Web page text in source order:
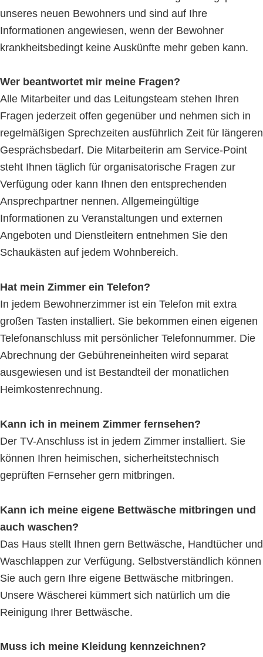
unseres neuen Bewohners und sind auf Ihre
Informationen angewiesen, wenn der Bewohner
krankheitsbedingt keine Auskünfte mehr geben kann.
Wer beantwortet mir meine Fragen?
Alle Mitarbeiter und das Leitungsteam stehen Ihren
Fragen jederzeit offen gegenüber und nehmen sich in
regelmäßigen Sprechzeiten ausführlich Zeit für längeren
Gesprächsbedarf. Die Mitarbeiterin am Service-Point
steht Ihnen täglich für organisatorische Fragen zur
Verfügung oder kann Ihnen den entsprechenden
Ansprechpartner nennen. Allgemeingültige
Informationen zu Veranstaltungen und externen
Angeboten und Dienstleitern entnehmen Sie den
Schaukästen auf jedem Wohnbereich.
Hat mein Zimmer ein Telefon?
In jedem Bewohnerzimmer ist ein Telefon mit extra
großen Tasten installiert. Sie bekommen einen eigenen
Telefonanschluss mit persönlicher Telefonnummer. Die
Abrechnung der Gebühreneinheiten wird separat
ausgewiesen und ist Bestandteil der monatlichen
Heimkostenrechnung.
Kann ich in meinem Zimmer fernsehen?
Der TV-Anschluss ist in jedem Zimmer installiert. Sie
können Ihren heimischen, sicherheitstechnisch
geprüften Fernseher gern mitbringen.
Kann ich meine eigene Bettwäsche mitbringen und
auch waschen?
Das Haus stellt Ihnen gern Bettwäsche, Handtücher und
Waschlappen zur Verfügung. Selbstverständlich können
Sie auch gern Ihre eigene Bettwäsche mitbringen.
Unsere Wäscherei kümmert sich natürlich um die
Reinigung Ihrer Bettwäsche.
Muss ich meine Kleidung kennzeichnen?